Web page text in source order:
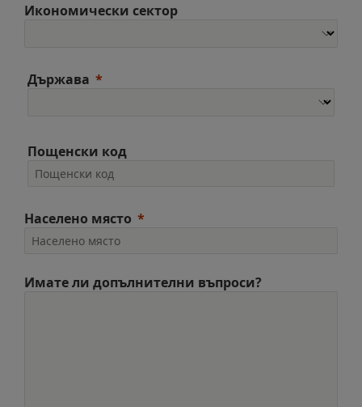
Икономически сектор
Държава
Пощенски код
Населено място
Имате ли допълнителни въпроси?